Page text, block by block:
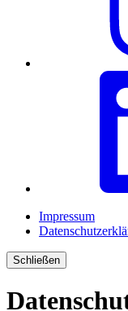
Impressum
Schließen